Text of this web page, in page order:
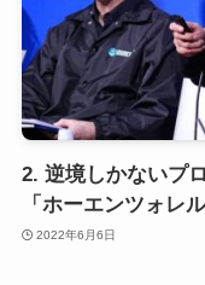
2. 逆境しかないプ
「ホーエンツォレ
2022年6月6日